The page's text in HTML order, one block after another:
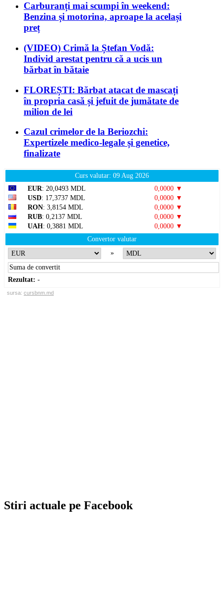
Carburanți mai scumpi în weekend:
Benzina și motorina, aproape la același
preț
(VIDEO) Crimă la Ștefan Vodă:
Individ arestat pentru că a ucis un
bărbat în bătaie
FLOREȘTI: Bărbat atacat de mascați
în propria casă și jefuit de jumătate de
milion de lei
Cazul crimelor de la Beriozchi:
Expertizele medico-legale și genetice,
finalizate
Curs valutar: 09 Aug 2026
EUR: 20,0493 MDL
0,0000 ▼
USD: 17,3737 MDL
0,0000 ▼
RON: 3,8154 MDL
0,0000 ▼
RUB: 0,2137 MDL
0,0000 ▼
UAH: 0,3881 MDL
0,0000 ▼
Convertor valutar
»
Rezultat: -
sursa: cursbnm.md
Stiri actuale pe Facebook